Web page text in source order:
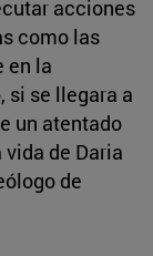
acciones
como las
en la
si se llegara a
un atentado
de Daria
de